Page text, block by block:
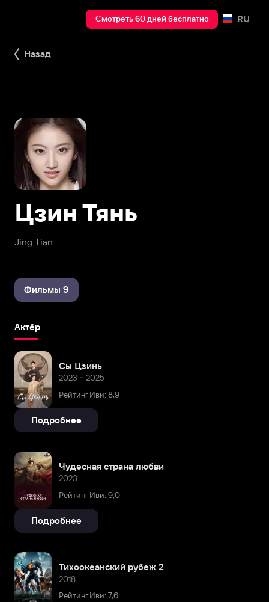
Смотреть 60 дней бесплатно RU
Назад
Jing Tian
Цзин Тянь
Фильмы 9
Актёр
Сы Цзинь
2023 – 2025
Рейтинг Иви: 8,9
Подробнее
Чудесная страна любви
2023
Рейтинг Иви: 9,0
Подробнее
Тихоокеанский рубеж 2
2018
Рейтинг Иви: 7,6